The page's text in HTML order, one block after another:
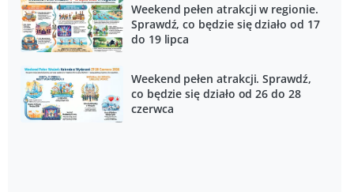
Weekend pełen atrakcji w regionie.
Sprawdź, co będzie się działo od 17
do 19 lipca
Weekend pełen atrakcji. Sprawdź,
co będzie się działo od 26 do 28
czerwca